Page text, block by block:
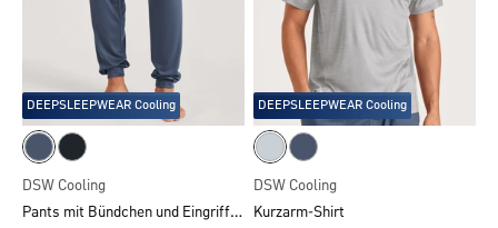
DEEPSLEEPWEAR Cooling
DSW Cooling
Pants mit Bündchen und Eingrifftaschen
DEEPSLEEPWEAR Cooling
DSW Cooling
Kurzarm-Shirt